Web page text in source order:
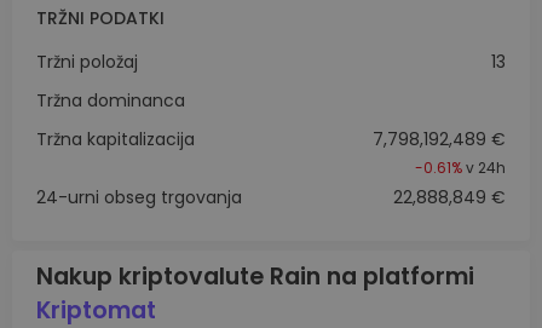
TRŽNI PODATKI
Tržni položaj
13
Tržna dominanca
Tržna kapitalizacija
7,798,192,489 €
-0.61%v 24h
24-urni obseg trgovanja 22,888,849 €
Nakup kriptovalute Rain na platformi
Kriptomat